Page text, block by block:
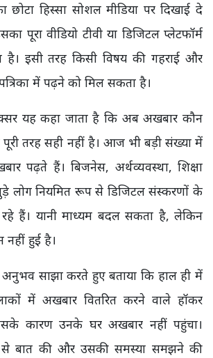
हिस्सा सोशल मीडिया पर दिखाई दे
पूरा वीडियो टीवी या डिजिटल प्लेटफॉर्म
इसी तरह किसी विषय की गहराई और
में पढ़ने को मिल सकता है।
यह कहा जाता है कि अब अखबार कौन
तरह सही नहीं है। आज भी बड़ी संख्या में
पढ़ते हैं। बिजनेस, अर्थव्यवस्था, शिक्षा
लोग नियमित रूप से डिजिटल संस्करणों के
हैं। यानी माध्यम बदल सकता है, लेकिन
हुई है।
अनुभव साझा करते हुए बताया कि हाल ही में
में अखबार वितरित करने वाले हॉकर
कारण उनके घर अखबार नहीं पहुंचा।
से बात की और उसकी समस्या समझने की